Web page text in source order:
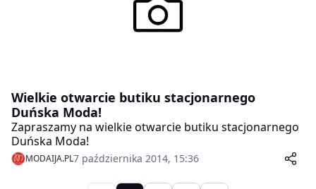
Wielkie otwarcie butiku stacjonarnego
Duńska Moda!
Zapraszamy na wielkie otwarcie butiku stacjonarnego
Duńska Moda!
MODAIJA.PL7 października 2014, 15:36